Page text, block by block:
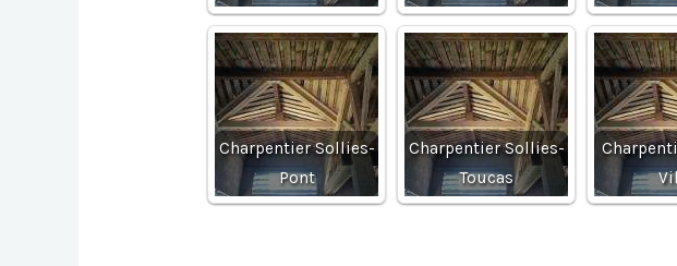
Charpentier Sollies-
Pont
Charpentier Sollies-
Toucas